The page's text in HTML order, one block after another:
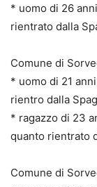
* uomo di 26
rientrato dalla
Comune di
* uomo di 21
rientro dalla
* ragazzo di 23
quanto rientrato
Comune di